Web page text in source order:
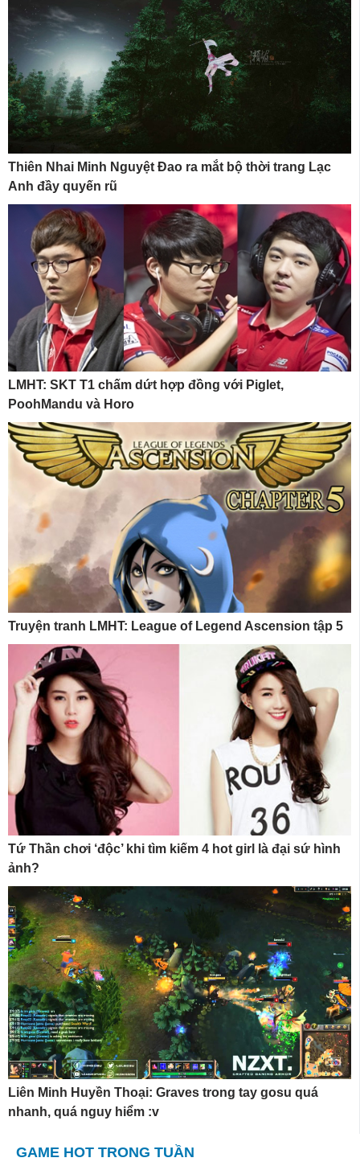
Thiên Nhai Minh Nguyệt Đao ra mắt bộ thời trang Lạc
Anh đầy quyến rũ
LMHT: SKT T1 chấm dứt hợp đồng với Piglet,
PoohMandu và Horo
Truyện tranh LMHT: League of Legend Ascension tập 5
Tứ Thần chơi ‘độc’ khi tìm kiếm 4 hot girl là đại sứ hình
ảnh?
Liên Minh Huyền Thoại: Graves trong tay gosu quá
nhanh, quá nguy hiểm :v
GAME HOT TRONG TUẦN